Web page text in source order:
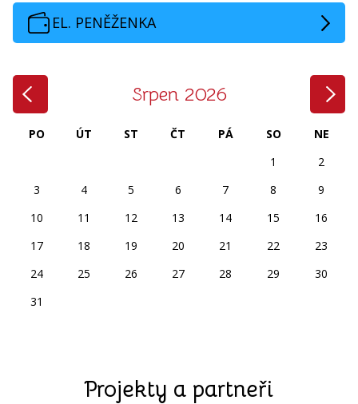
EL. PENĚŽENKA
Srpen 2026
PO ÚT ST ČT PÁ SO
NE
1
2
3
4 5 6 7 8
9
10
11 12 13 14 15
16
17
18 19 20 21 22
23
24
25 26 27 28 29
30
31
Projekty a partneři